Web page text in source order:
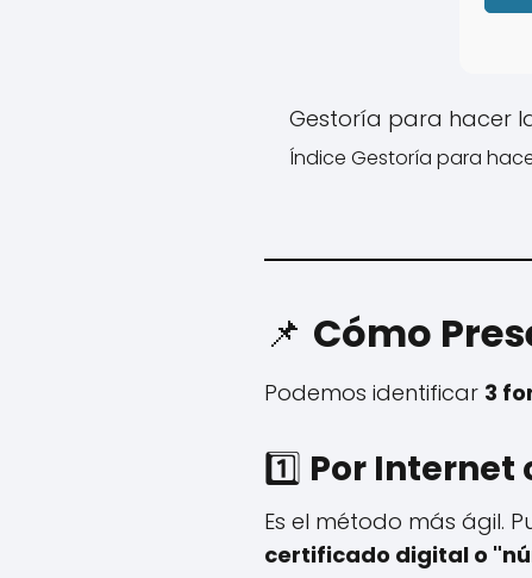
Gestoría para hacer
Índice Gestoría para
📌 Cómo
Podemos identificar 3
1️⃣ Por Internet
Es el método más ágil.
certificado digital o